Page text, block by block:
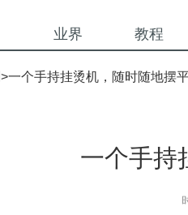
业界 教程
>一个手持挂烫机，随时随地摆
一个手持